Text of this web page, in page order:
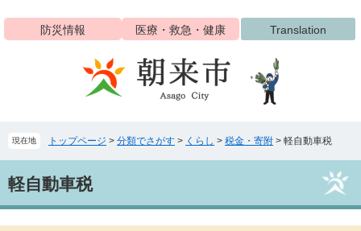
ジ
ュ
本
文
へ
防災情報 医療・救急・健康 Translation
現在地 トップページ > 分類でさがす > くらし > 税金・寄附 > 軽自動車税
文軽自動車税